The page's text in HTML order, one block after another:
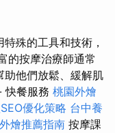
殊的工具和技術，
的按摩治療師通常
助他們放鬆、緩解肌
快餐服務 桃園外燴
優化策略 台中養
燴推薦指南 按摩課